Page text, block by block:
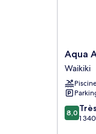
Aqua
Aloha
Surf
Waikiki
Waikiki
Aqua
Waikiki
8.0
sur
8,0
1